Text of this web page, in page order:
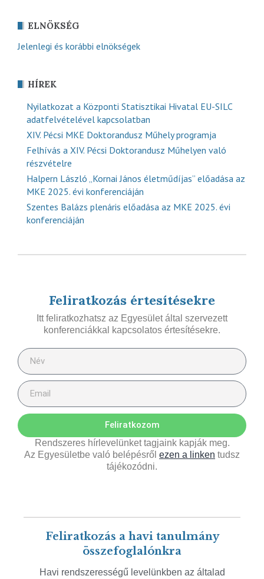
ELNÖKSÉG
Jelenlegi és korábbi elnökségek
HÍREK
Nyilatkozat a Központi Statisztikai Hivatal EU-SILC
adatfelvételével kapcsolatban
XIV. Pécsi MKE Doktorandusz Műhely programja
Felhívás a XIV. Pécsi Doktorandusz Műhelyen való
részvételre
Halpern László „Kornai János életműdíjas” előadása az
MKE 2025. évi konferenciáján
Szentes Balázs plenáris előadása az MKE 2025. évi
konferenciáján
Feliratkozás értesítésekre
Itt feliratkozhatsz az Egyesület által szervezett
konferenciákkal kapcsolatos értesítésekre.
Feliratkozom
Rendszeres hírlevelünket tagjaink kapják meg.
Az Egyesületbe való belépésről ezen a linken tudsz
tájékozódni.
Feliratkozás a havi tanulmány
összefoglalónkra
Havi rendszerességű levelünkben az általad